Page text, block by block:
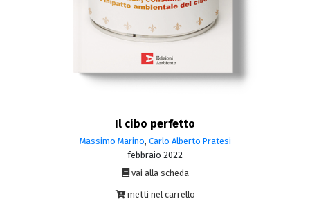
Il cibo perfetto
Massimo Marino, Carlo Alberto Pratesi
febbraio 2022
vai alla scheda
metti nel carrello